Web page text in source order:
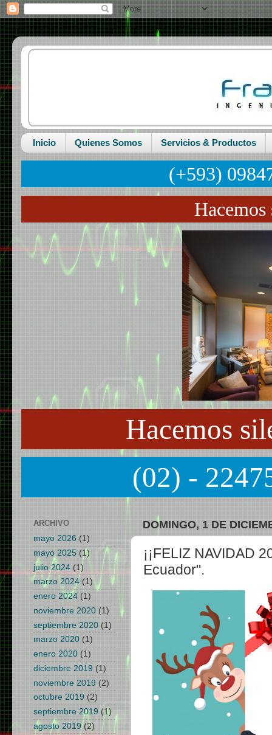
Inicio Quienes Somos Servicios & Productos
(+593)
Hacemos
(02) -
DOMINGO, 1 DE
¡¡FELIZ NAVIDAD
Ecuador".
ARCHIVO
mayo 2026 (1)
mayo 2025 (1)
julio 2024 (1)
marzo 2024 (1)
enero 2024 (1)
noviembre 2020 (1)
septiembre 2020 (1)
marzo 2020 (1)
enero 2020 (1)
diciembre 2019 (1)
noviembre 2019 (2)
octubre 2019 (2)
septiembre 2019 (1)
agosto 2019(2)